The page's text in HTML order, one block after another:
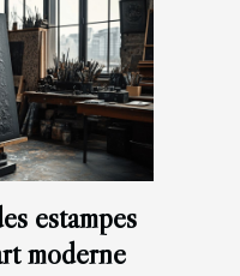
estampes
moderne